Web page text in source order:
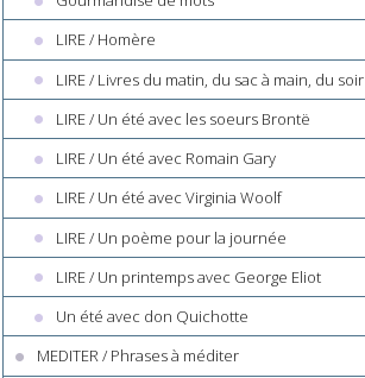
LIRE / Homère
LIRE / Livres du matin, du sac à main, du soir
LIRE / Un été avec les soeurs Brontë
LIRE / Un été avec Romain Gary
LIRE / Un été avec Virginia Woolf
LIRE / Un poème pour la journée
LIRE / Un printemps avec George Eliot
Un été avec don Quichotte
MEDITER / Phrases à méditer